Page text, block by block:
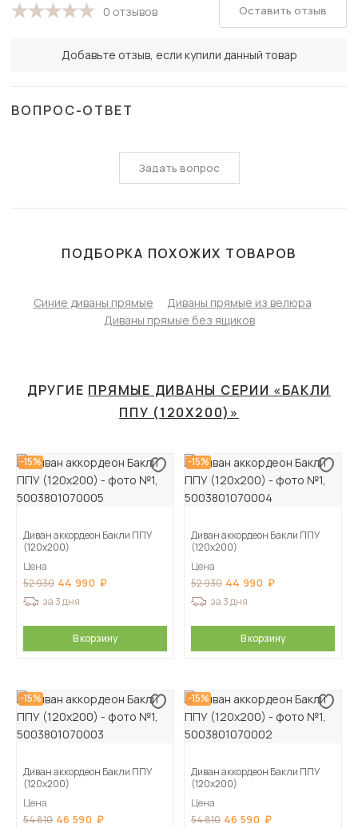
0 отзывов
Добавьте отзыв, если купили данный товар
Оставить отзыв
ВОПРОС-ОТВЕТ
Задать вопрос
ПОДБОРКА ПОХОЖИХ ТОВАРОВ
Синие диваны прямые
Диваны прямые из велюра
Диваны прямые без ящиков
ДРУГИЕ ПРЯМЫЕ ДИВАНЫ СЕРИИ «БАКЛИ
ППУ (120Х200)»
-15%
Диван аккордеон Бакли ППУ
(120х200)
Цена
52 930 44 990
за 3 дня
В корзину
-15%
Диван аккордеон Бакли ППУ
(120х200)
Цена
52 930 44 990
за 3 дня
В корзину
-15%
Диван аккордеон Бакли ППУ
(120х200)
Цена
54 810 46 590
-15%
Диван аккордеон Бакли ППУ
(120х200)
Цена
54 810 46 590